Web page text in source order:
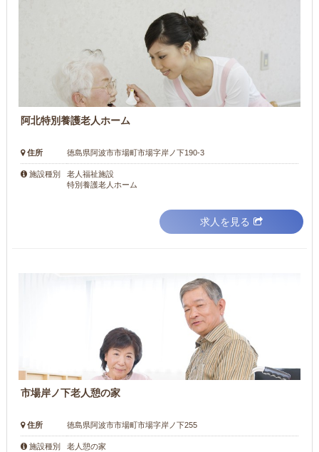
阿北特別養護老人ホーム
住所 徳島県阿波市市場町市場字岸ノ下190-3
施設種別
老人福祉施設
特別養護老人ホーム
求人を見る
市場岸ノ下老人憩の家
住所 徳島県阿波市市場町市場字岸ノ下255
施設種別
老人憩の家